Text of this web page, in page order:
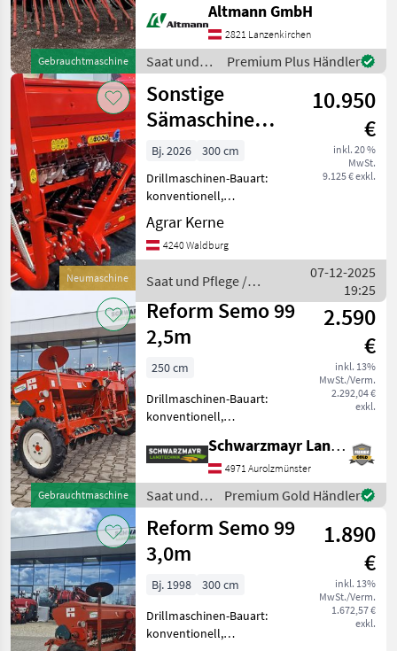
Gebrauchtmaschine
Accord Sämaschine DL mit
Normalsaatscharen,
Dosiergerät und Gebläse in
brauchbarem Zustand,
Gelenkwel
Altmann GmbH
2821 Lanzenkirchen
Saat und
Pflege /
Kverneland
Premium Plus Händler
Neumaschine
Sonstige
Sämaschine
Scheibenschar
10.950
€
inkl. 20 %
MwSt.
9.125 € exkl.
Bj. 2026
300 cm
Drillmaschinen-Bauart:
konventionell,
Beleuchtung,
Zweischeibenschare,
Extrastriegel,
Fahrgassenschaltung,
Spuranreisser -
Saatgutbehälter 570 Liter
Agrar Kerne
4240 Waldburg
Saat und Pflege /
Sonstige
07-12-2025
19:25
Gebrauchtmaschine
Reform Semo 99
2,5m
2.590
€
inkl. 13%
MwSt./Verm.
2.292,04 €
exkl.
250 cm
Drillmaschinen-Bauart:
konventionell,
Fahrgassenschaltung,
Fahrwerk, Schleppschare,
Spuranreisser EDV: 70919
Sämaschine - mit 2, 5m
Arbeitsbreite - mit
Schwarzmayr Landtechnik GmbH - Aurolzmünster
4971 Aurolzmünster
Saat und
Pflege /
Reform
Premium Gold Händler
Reform Semo 99
3,0m
1.890
€
inkl. 13%
MwSt./Verm.
1.672,57 €
exkl.
Bj. 1998
300 cm
Drillmaschinen-Bauart:
konventionell,